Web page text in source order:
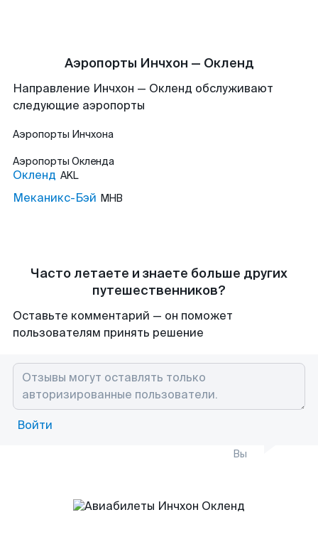
Аэропорты Инчхон — Окленд
Направление Инчхон — Окленд обслуживают
следующие аэропорты
Аэропорты Инчхона
Аэропорты Окленда
Окленд AKL
Меканикс-Бэй MHB
Часто летаете и знаете больше других
путешественников?
Оставьте комментарий — он поможет
пользователям принять решение
Войти
Вы